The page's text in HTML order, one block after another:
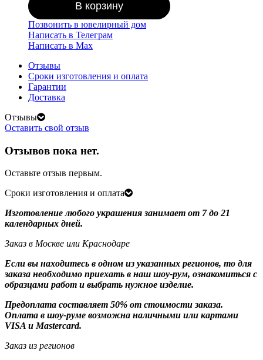
В корзину
Позвонить в ювелирный дом
Написать в Телеграм
Написать в Мах
Отзывы
Сроки изготовления и оплата
Гарантии
Доставка
Отзывы
Оставить свой отзыв
Отзывов пока нет.
Оставьте отзыв первым.
Сроки изготовления и оплата
Изготовление любого украшения занимает от 7 до 21
календарных дней.
Заказ в Москве или Краснодаре
Если вы находитесь в одном из указанных регионов, то для
заказа необходимо приехать в наш шоу-рум, ознакомиться с
образцами работ и выбрать нужное изделие.
Предоплата составляет 50% от стоимости заказа.
Оплата в шоу-руме возможна наличными или картами
VISA и Mastercard.
Заказ из регионов